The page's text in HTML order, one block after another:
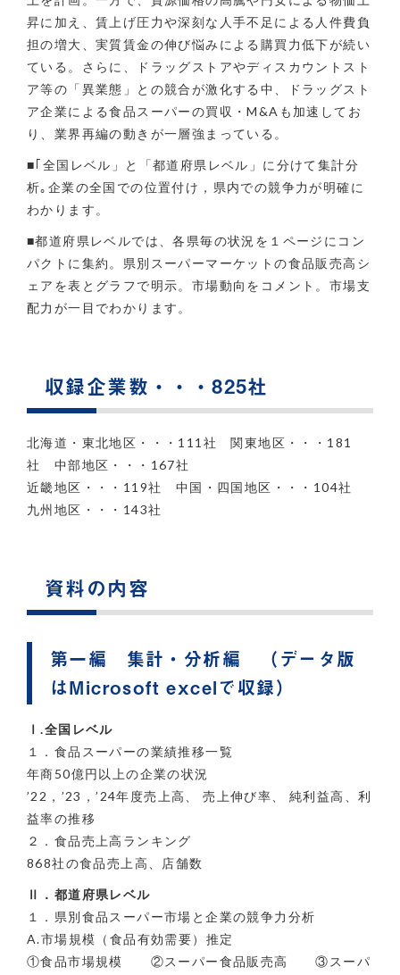
昇に加え、賃上げ圧力や深刻な人手不足による人件費負
担の増大、実質賃金の伸び悩みによる購買力低下が続い
ている。さらに、ドラッグストアやディスカウントスト
ア等の「異業態」との競合が激化する中、ドラッグスト
ア企業による食品スーパーの買収・M&Aも加速してお
り、業界再編の動きが一層強まっている。
■｢全国レベル」と「都道府県レベル」に分けて集計分
析｡企業の全国での位置付け，県内での競争力が明確に
わかります。
■都道府県レベルでは、各県毎の状況を１ページにコン
パクトに集約。県別スーパーマーケットの食品販売高シ
ェアを表とグラフで明示。市場動向をコメント。市場支
配力が一目でわかります。
収録企業数・・・825社
北海道・東北地区・・・111社 関東地区・・・181
社 中部地区・・・167社
近畿地区・・・119社 中国・四国地区・・・104社
九州地区・・・143社
資料の内容
第一編 集計・分析編 （データ版
はMicrosoft excelで収録）
Ⅰ.全国レベル
１．食品スーパーの業績推移一覧
年商50億円以上の企業の状況
’22，’23，’24年度売上高、 売上伸び率、 純利益高、利
益率の推移
２．食品売上高ランキング
868社の食品売上高、店舗数
Ⅱ．都道府県レベル
１．県別食品スーパー市場と企業の競争力分析
A.市場規模（食品有効需要）推定
①食品市場規模 ②スーパー食品販売高 ③スーパ